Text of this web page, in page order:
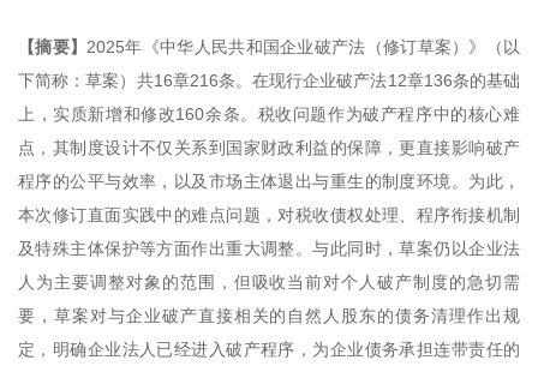
【摘要】 2025年《中华人民共和国企业破产法（修订草案）》（以
下简称：草案）共16章216条。在现行企业破产法12章136条的基础
上，实质新增和修改160余条。税收问题作为破产程序中的核心难
点，其制度设计不仅关系到国家财政利益的保障，更直接影响破产
程序的公平与效率，以及市场主体退出与重生的制度环境。为此，
本次修订直面实践中的难点问题，对税收债权处理、程序衔接机制
及特殊主体保护等方面作出重大调整。与此同时，草案仍以企业法
人为主要调整对象的范围，但吸收当前对个人破产制度的急切需
要，草案对与企业破产直接相关的自然人股东的债务清理作出规
定，明确企业法人已经进入破产程序，为企业债务承担连带责任的